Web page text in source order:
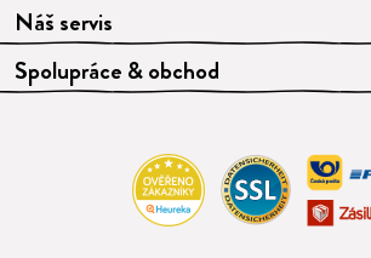
Náš servis
Spolupráce & obchod